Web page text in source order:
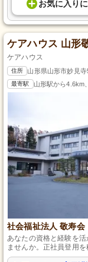
お気に入り に
ケアハウス 山形
ケアハウス
住所 山形県山形市妙見寺
最寄駅 山形駅から4.6km
社会福祉法人 敬寿会
あなたの資格と経験を
ませんか。正社員登用
らず適用される退職金